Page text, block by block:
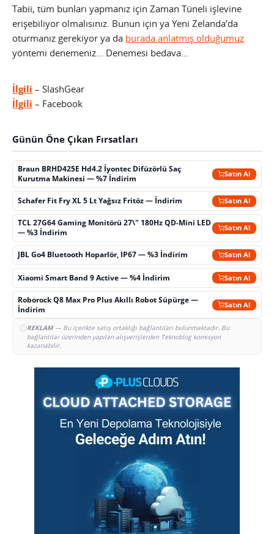
Tabii, tüm bunları yapmanız için Zaman Tüneli işlevine
erişebiliyor olmalısınız. Bunun için ya Yeni Zelanda’da
oturmanız gerekiyor ya da burada anlatmış olduğumuz
yöntemi denemeniz… Denemesi bedava…
İlgili – SlashGear
İlgili – Facebook
Günün Öne Çıkan Fırsatları
Braun BRHD425E Hd4.2 İyontec Difüzörlü Saç
Kurutma Makinesi — %7 İndirim
Satın Al
Schafer Fit Fry XL 5 Lt Yağsız Fritöz — İndirim Satın Al
TCL 27G64 Gaming Monitörü 27\" 180Hz QD-Mini LED
— %3 İndirim
Satın Al
JBL Go4 Bluetooth Hoparlör, IP67 — %3 İndirim Satın Al
Xiaomi Smart Band 9 Active — %4 İndirim Satın Al
Roborock Q8 Max Pro Plus Akıllı Robot Süpürge —
İndirim
Satın Al
REKLAM— Bu içerikte satış ortaklığı bağlantıları bulunmaktadır. Bu
bağlantılar üzerinden yapılan alışverişlerden Teknoblog komisyon
kazanabilir.